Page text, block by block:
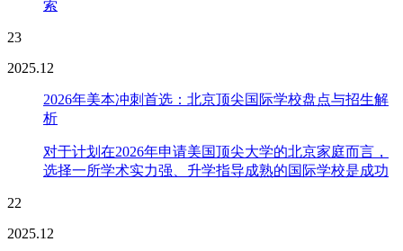
索
23
2025.12
2026年美本冲刺首选：北京顶尖国际学校盘点与招生解
析
对于计划在2026年申请美国顶尖大学的北京家庭而言，
选择一所学术实力强、升学指导成熟的国际学校是成功
22
2025.12